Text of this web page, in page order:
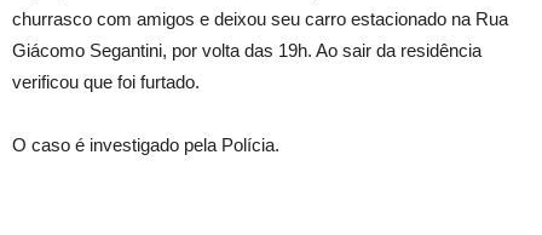
churrasco com amigos e deixou seu carro estacionado na Rua
Giácomo Segantini, por volta das 19h. Ao sair da residência
verificou que foi furtado.
O caso é investigado pela Polícia.